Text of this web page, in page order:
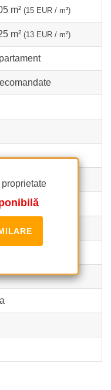
m² (15 EUR / m²)
m² (13 EUR / m²)